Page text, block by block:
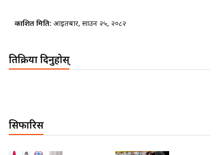
प्रकाशित मिति: आइतबार, साउन २५, २०८२
प्रतिक्रिया दिनुहोस्
सिफारिस